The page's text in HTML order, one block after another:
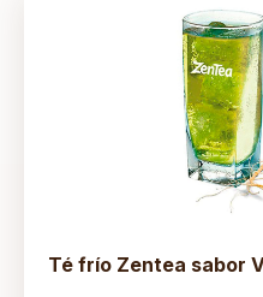
Té frío Zentea sabor